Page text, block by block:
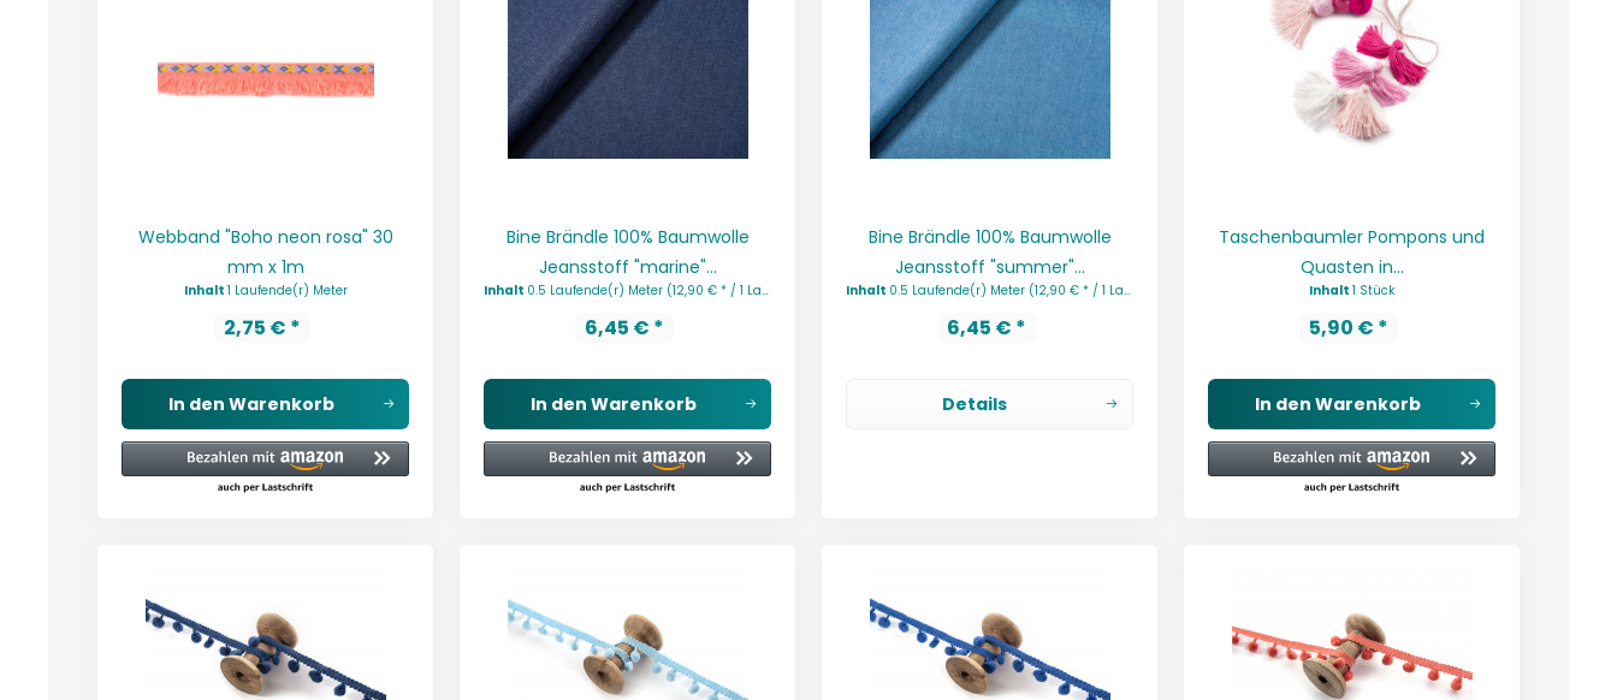
Webband "Boho neon rosa" 30
mm x 1m
Inhalt 1 Laufende(r) Meter
2,75 € *
In den Warenkorb
Bine Brändle 100% Baumwolle
Jeansstoff "marine"...
Inhalt 0.5 Laufende(r) Meter (12,90 € * / 1 Laufende(r) Meter)
6,45 € *
In den Warenkorb
Bine Brändle 100% Baumwolle
Jeansstoff "summer"...
Inhalt 0.5 Laufende(r) Meter (12,90 € * / 1 Laufende(r) Meter)
6,45 € *
Details
Taschenbaumler Pompons und
Quasten in...
Inhalt 1 Stück
5,90 € *
In den Warenkorb